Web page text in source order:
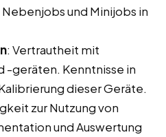
und Minijobs in
: Vertrautheit mit
-geräten. Kenntnisse in
dieser Geräte.
zur Nutzung von
und Auswertung